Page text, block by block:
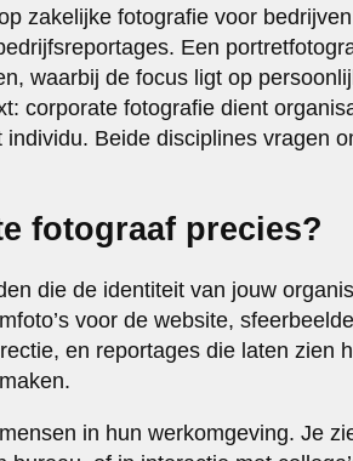
zakelijke fotografie voor
Een
waarbij de focus ligt op
corporate fotografie dient
Beide disciplines vragen
fotograaf precies?
die de identiteit van jouw
voor de website,
en reportages die laten zien
in hun werkomgeving. Je